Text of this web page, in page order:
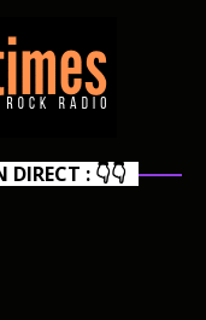
DIRECT : 👇👇